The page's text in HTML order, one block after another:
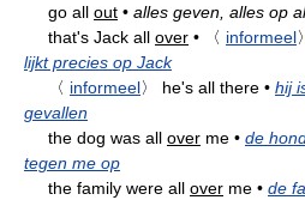
go all out • alles geven, alles op
that's Jack all over • 〈 informeel〉
lijkt precies op Jack
〈 informeel〉 he's all there • hij
gevallen
the dog was all over me • de
tegen me op
the family were all over me • de